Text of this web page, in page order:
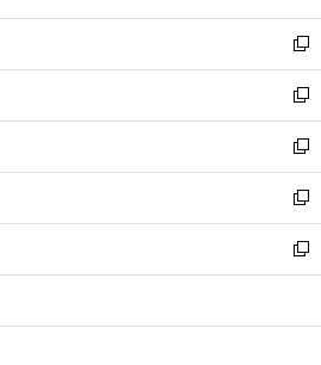
開
く
ウ
で
開
く
ン
ド
ウ
で
開
く
ウ
ィ
ン
ド
ウ
で
開
く
新
し
い
ウ
ィ
ン
ド
ウ
で
開
新
し
い
ウ
ィ
ン
ド
ウ
開
新
し
い
ウ
ィ
ン
ウ
新
し
い
ウ
ン
新
し
ウ